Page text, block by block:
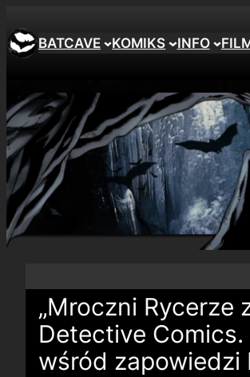
BATCAVE KOMIKS INFO
„Mroczni Rycerze
Detective
wśród zapowiedzi